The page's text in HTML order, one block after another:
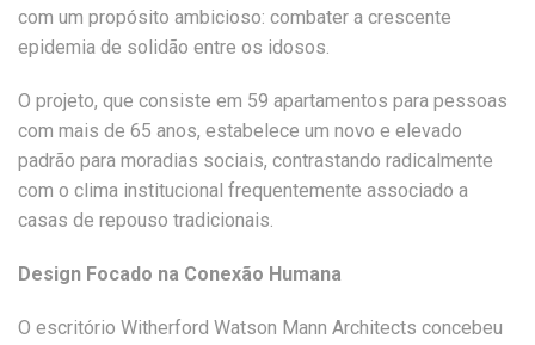
com um propósito ambicioso: combater a crescente
epidemia de solidão entre os idosos.
O projeto, que consiste em 59 apartamentos para pessoas
com mais de 65 anos, estabelece um novo e elevado
padrão para moradias sociais, contrastando radicalmente
com o clima institucional frequentemente associado a
casas de repouso tradicionais.
Design Focado na Conexão Humana
O escritório Witherford Watson Mann Architects concebeu